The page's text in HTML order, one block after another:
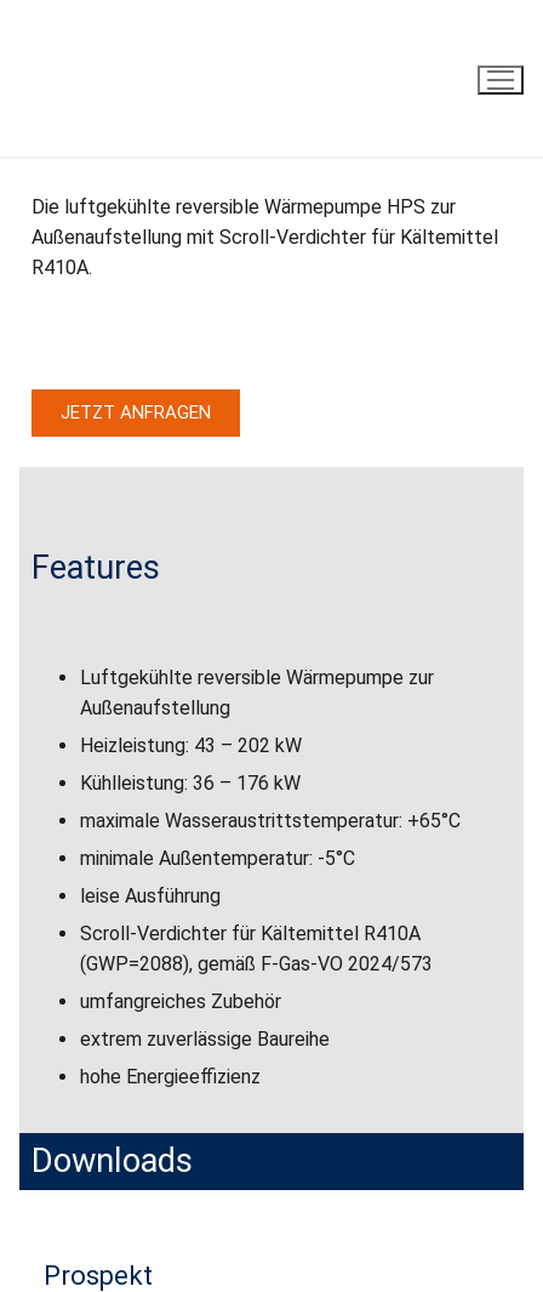
Die luftgekühlte reversible Wärmepumpe HPS zur
Außenaufstellung mit Scroll-Verdichter für Kältemittel
R410A.
JETZT ANFRAGEN
Features
Luftgekühlte reversible Wärmepumpe zur
Außenaufstellung
Heizleistung: 43 – 202 kW
Kühlleistung: 36 – 176 kW
maximale Wasseraustrittstemperatur: +65°C
minimale Außentemperatur: -5°C
leise Ausführung
Scroll-Verdichter für Kältemittel R410A
(GWP=2088), gemäß F-Gas-VO 2024/573
umfangreiches Zubehör
extrem zuverlässige Baureihe
hohe Energieeffizienz
Downloads
Prospekt